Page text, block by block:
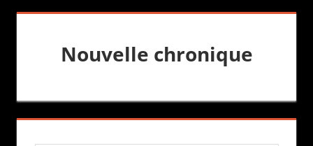
Nouvelle chronique